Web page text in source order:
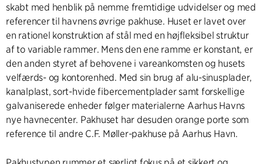
skabt med henblik på nemme fremtidige udvidelser og med
referencer til havnens øvrige pakhuse. Huset er lavet over
en rationel konstruktion af stål med en højfleksibel struktur
af to variable rammer. Mens den ene ramme er konstant, er
den anden styret af behovene i vareankomsten og husets
velfærds- og kontorenhed. Med sin brug af alu-sinusplader,
kanalplast, sort-hvide fibercementplader samt forskellige
galvaniserede enheder følger materialerne Aarhus Havns
nye havnecenter. Pakhuset har desuden orange porte som
reference til andre C.F. Møller-pakhuse på Aarhus Havn.